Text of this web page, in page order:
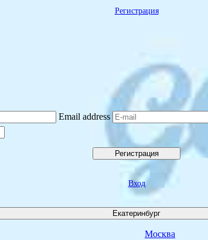
Регистрация
Email address
Регистрация
Вход
Екатеринбург
Москва